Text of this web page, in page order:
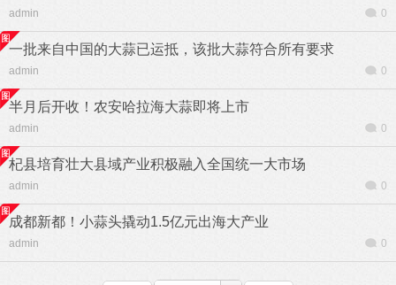
admin 0
一批来自中国的大蒜已运抵，该批大蒜符合所有要求
admin 0
半月后开收！农安哈拉海大蒜即将上市
admin 0
杞县培育壮大县域产业积极融入全国统一大市场
admin 0
成都新都！小蒜头撬动1.5亿元出海大产业
admin 0